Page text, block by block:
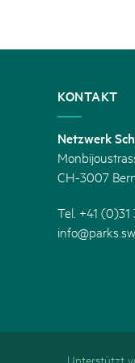
KONTAKT
Netzwerk
CH-3007
Tel. +41 (0)31
Unterstützt